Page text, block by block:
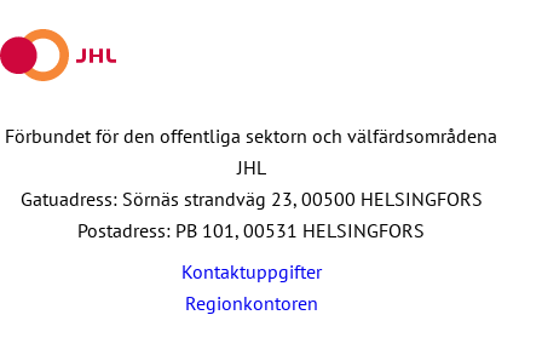
i
n
n
Förbundet för den offentliga sektorn och välfärdsområdena
JHL
Gatuadress: Sörnäs strandväg 23, 00500 HELSINGFORS
Postadress: PB 101, 00531 HELSINGFORS
Kontaktuppgifter
Regionkontoren